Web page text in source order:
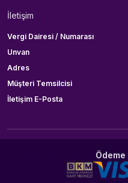
İletişim
Vergi Dairesi / Numarası
Unvan
Adres
Müşteri Temsilcisi
İletişim E-Posta